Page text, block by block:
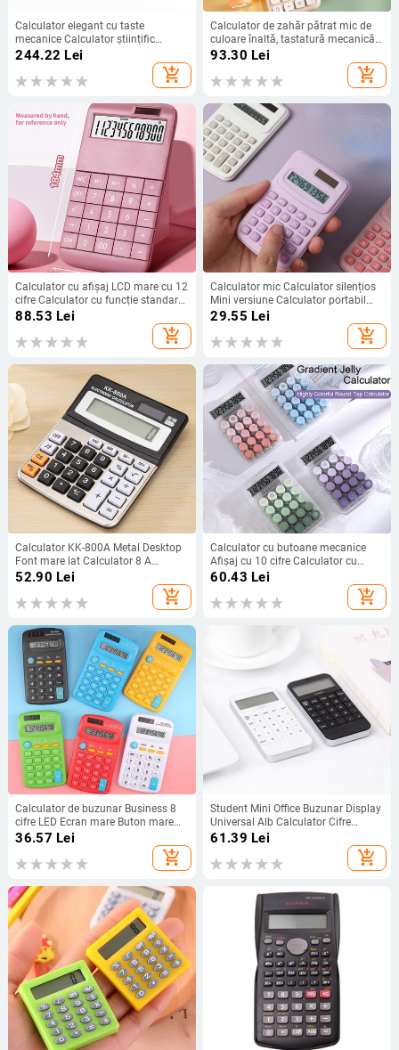
Calculator elegant cu taste
mecanice Calculator științific
portabil pentru învățare de birou
Afișaj LCD de 10 biți Calculator
simplu
244.22 Lei
add_shopping_cart
Calculator de zahăr pătrat mic de
culoare înaltă, tastatură mecanică
simplă, de culoare solidă, computer
electronic drăguț
93.30 Lei
add_shopping_cart
Calculator cu afișaj LCD mare cu 12
cifre Calculator cu funcție standard
cu energie solară și baterie dublă
pentru acasă, de bază, birou, birou
88.53 Lei
add_shopping_cart
Calculator mic Calculator silențios
Mini versiune Calculator portabil
auxiliar pentru învățare Rechizite
29.55 Lei
add_shopping_cart
Calculator KK-800A Metal Desktop
Font mare lat Calculator 8 A
Computer de afaceri Rechizite de
52.90 Lei
add_shopping_cart
Calculator cu butoane mecanice
Afișaj cu 10 cifre Calculator cu
afișaj LCD mare Calculator
standard de bază pentru școală
acasă
60.43 Lei
add_shopping_cart
Calculator de buzunar Business 8
cifre LED Ecran mare Buton mare
Mini Calculator Student Calculator
36.57 Lei
add_shopping_cart
Student Mini Office Buzunar Display
Universal Alb Calculator Cifre
electronice Negru
61.39 Lei
add_shopping_cart